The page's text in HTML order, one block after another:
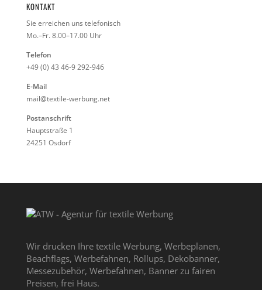
KONTAKT
Sie erreichen uns telefonisch
Mo.–Fr. 8.00–17.00 Uhr
Telefon
+49 (0) 43 46-9 292-946
E-Mail
mail@textile-werbung.net
Postanschrift
Hauptstraße 1
24251 Osdorf
Wir drucken Ihre textile Werbung, Werbeplanen,
Beachflags, Werbefahnen, Rollups, Dekobanner,
Messezubehör, Werbefahnen, Banner zu fairen
Preisen, frei Haus.